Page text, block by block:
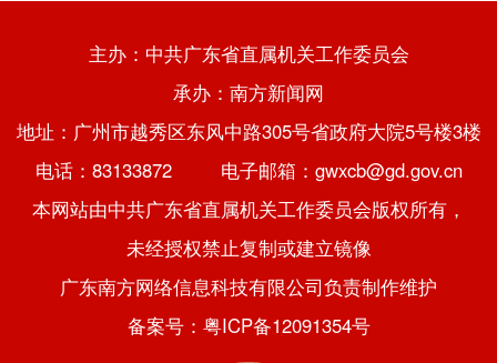
主办：中共广东省直属机关工作委员会
承办：南方新闻网
地址：广州市越秀区东风中路305号省政府大院5号楼3楼
电话：83133872 电子邮箱：gwxcb@gd.gov.cn
本网站由中共广东省直属机关工作委员会版权所有，
未经授权禁止复制或建立镜像
广东南方网络信息科技有限公司负责制作维护
备案号：粤ICP备12091354号